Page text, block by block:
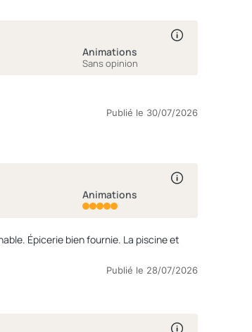
Animations
Sans opinion
Publié le 30/07/2026
Animations
Épicerie bien fournie. La piscine et
Publié le 28/07/2026